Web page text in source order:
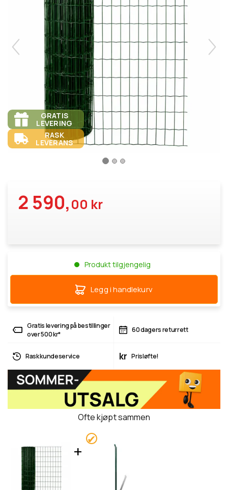
GRATIS
LEVERING
RASK
LEVERANS
2 590,00 kr
Produkt tilgjengelig
Legg i handlekurv
Gratis levering på bestillinger
over 500 kr*
60 dagers returrett
Rask kundeservice kr Prisløfte!
Ofte kjøpt sammen